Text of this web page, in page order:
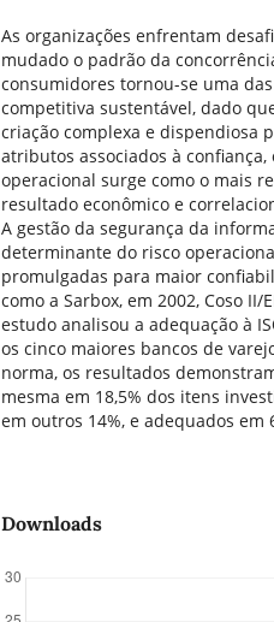
As organizações enfrentam
mudado o padrão da
consumidores tornou-se uma
competitiva sustentável, dado
criação complexa e dispendiosa
atributos associados à
operacional surge como o mais
resultado econômico e
A gestão da segurança da
determinante do risco
promulgadas para maior
como a Sarbox, em 2002, Coso II/
estudo analisou a adequação à
os cinco maiores bancos de
norma, os resultados
mesma em 18,5% dos itens
em outros 14%, e adequados em
Downloads